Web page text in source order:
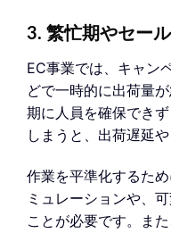
3. 繁忙期やセー
EC事業では、キャン
どで一時的に出荷量
期に人員を確保でき
しまうと、出荷遅延
作業を平準化するた
ミュレーションや、
ことが必要です。ま